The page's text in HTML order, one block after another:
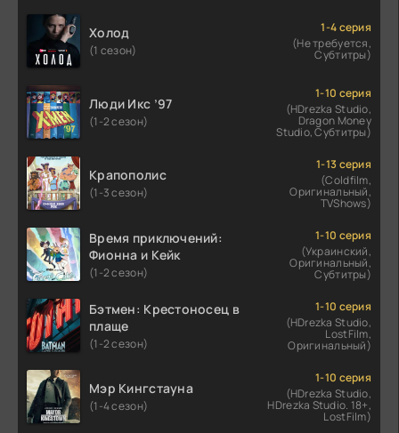
Холод
(1 сезон)
1-4 серия
(Не требуется,
Субтитры)
Люди Икс ’97
(1-2 сезон)
1-10 серия
(HDrezka Studio,
Dragon Money
Studio, Субтитры)
Крапополис
(1-3 сезон)
1-13 серия
(Coldfilm,
Оригинальный,
TVShows)
Время приключений:
Фионна и Кейк
(1-2 сезон)
1-10 серия
(Украинский,
Оригинальный,
Субтитры)
Бэтмен: Крестоносец в
плаще
(1-2 сезон)
1-10 серия
(HDrezka Studio,
LostFilm,
Оригинальный)
Мэр Кингстауна
(1-4 сезон)
1-10 серия
(HDrezka Studio,
HDrezka Studio. 18+,
LostFilm)